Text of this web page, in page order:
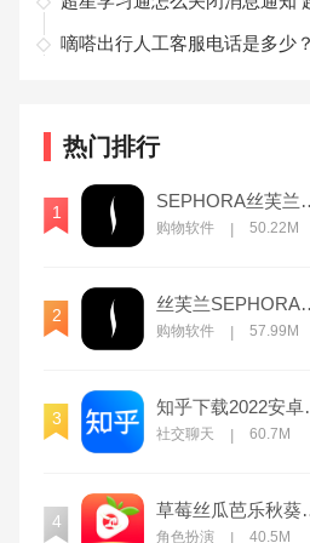
热门排行
1
购物软件 50.22M
2
丝芙兰
购物软件 57.99M
3
知乎
社交聊天 60.7M
4
草莓丝瓜
角色扮演 40.5M